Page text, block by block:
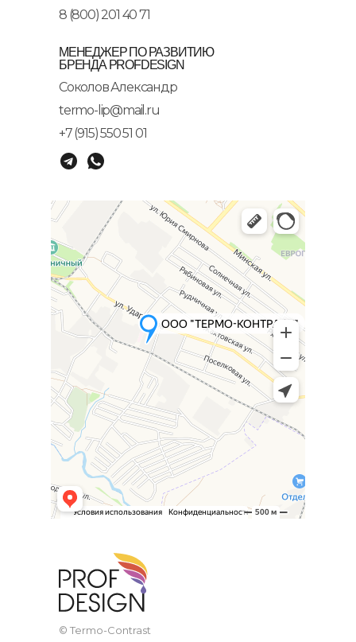
8 (800) 201 40 71
Соколов Александр
termo-lip@mail.ru
+7 (915) 550 51 01
МЕНЕДЖЕР ПО РАЗВИТИЮ
БРЕНДА PROFDESIGN
© Termo-Contrast